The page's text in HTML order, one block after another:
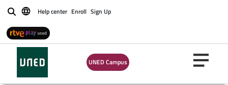
BuscarHelp center Enroll Sign Up
UNED Campus
FORMACIÓN Y